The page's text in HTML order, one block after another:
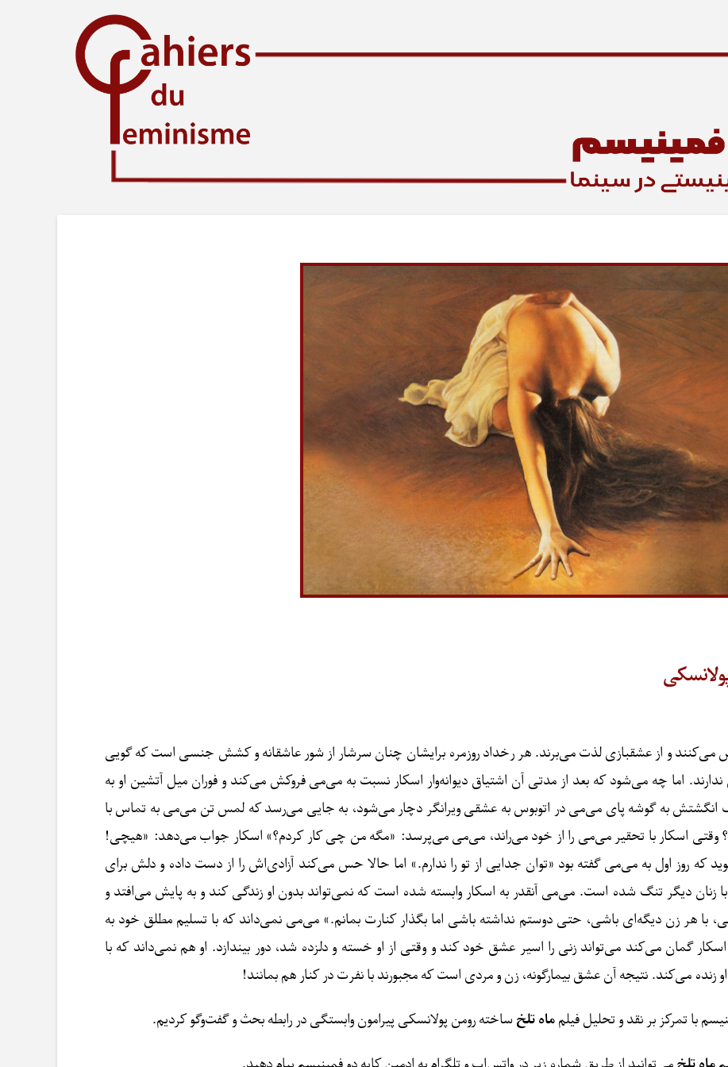
می‌کنند و از عشقبازی لذت می‌برند. هر رخداد روزمره برایشان چنان سرشار از شور عاشقانه و کشش جنسی است که گویی
اما چه می‌شود که بعد از مدتی آن اشتیاق دیوانه‌وار اسکار نسبت به می‌می فروکش می‌کند و فوران میل آتشین او به
انگشتش به گوشه پای می‌می در اتوبوس به عشقی ویرانگر دچار می‌شود، به جایی می‌رسد که لمس تن می‌می به تماس با
وقتی اسکار با تحقیر می‌می را از خود می‌راند، می‌می می‌پرسد: «مگه من چی کار کردم؟» اسکار جواب می‌دهد: «هیچی!
روز اول به می‌می گفته بود «توان جدایی از تو را ندارم.» اما حالا حس می‌کند آزادی‌اش را از دست داده و دلش برای
زنان دیگر تنگ شده است. می‌می آنقدر به اسکار وابسته شده است که نمی‌تواند بدون او زندگی کند و به پایش می‌افتد و
با هر زن دیگه‌ای باشی، حتی دوستم نداشته باشی اما بگذار کنارت بمانم.» می‌می نمی‌داند که با تسلیم مطلق خود به
گمان می‌کند می‌تواند زنی را اسیر عشق خود کند و وقتی از او خسته و دلزده شد، دور بیندازد. او هم نمی‌داند که با
زنده می‌کند. نتیجه آن عشق بیمارگونه، زن و مردی است که مجبورند با نفرت در کنار هم بمانند!
با تمرکز بر نقد و تحلیل فیلم ماه تلخ ساخته رومن پولانسکی پیرامون وابستگی در رابطه بحث و گفت‌وگو کردیم.